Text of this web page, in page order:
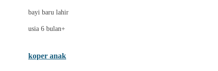
ELC
Ergobaby
Ezyroller
bayi baru lahir
usia 6 bulan+
koper anak